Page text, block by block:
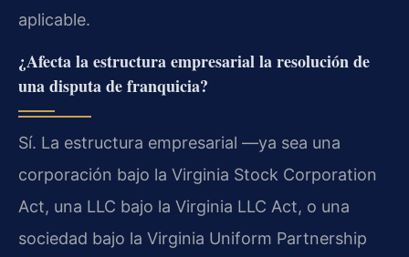
aplicable.
¿Afecta la estructura empresarial la resolución de
una disputa de franquicia?
Sí. La estructura empresarial —ya sea una
corporación bajo la Virginia Stock Corporation
Act, una LLC bajo la Virginia LLC Act, o una
sociedad bajo la Virginia Uniform Partnership